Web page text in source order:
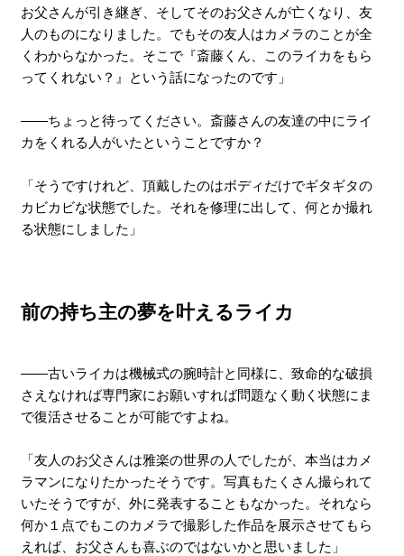
お父さんが引き継ぎ、そしてそのお父さんが亡くなり、友
人のものになりました。でもその友人はカメラのことが全
くわからなかった。そこで『斎藤くん、このライカをもら
ってくれない？』という話になったのです」
――ちょっと待ってください。斎藤さんの友達の中にライ
カをくれる人がいたということですか？
「そうですけれど、頂戴したのはボディだけでギタギタの
カビカビな状態でした。それを修理に出して、何とか撮れ
る状態にしました」
前の持ち主の夢を叶えるライカ
――古いライカは機械式の腕時計と同様に、致命的な破損
さえなければ専門家にお願いすれば問題なく動く状態にま
で復活させることが可能ですよね。
「友人のお父さんは雅楽の世界の人でしたが、本当はカメ
ラマンになりたかったそうです。写真もたくさん撮られて
いたそうですが、外に発表することもなかった。それなら
何か１点でもこのカメラで撮影した作品を展示させてもら
えれば、お父さんも喜ぶのではないかと思いました」